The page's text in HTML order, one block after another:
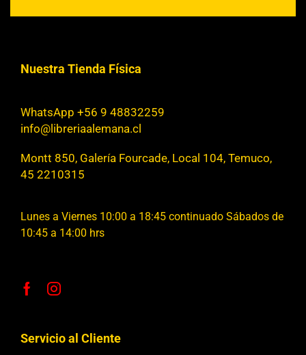
Nuestra Tienda Física
WhatsApp +56 9 48832259
info@libreriaalemana.cl
Montt 850, Galería Fourcade, Local 104, Temuco,
45 2210315
Lunes a Viernes 10:00 a 18:45 continuado Sábados de
10:45 a 14:00 hrs
Servicio al Cliente